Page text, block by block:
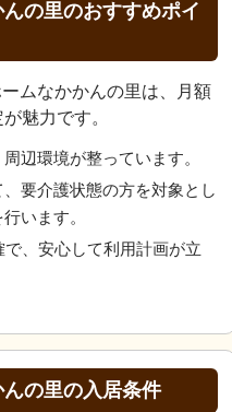
の里のおすすめポイ
ムなかかんの里は、月額
魅力です。
辺環境が整っています。
要介護状態の方を対象とし
います。
、安心して利用計画が立
の里の入居条件